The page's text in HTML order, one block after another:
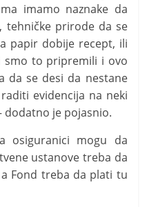
imamo naznake da
tehničke prirode da se
papir dobije recept, ili
smo to pripremili i ovo
da se desi da nestane
evidencija na neki
dodatno je pojasnio.
osiguranici mogu da
ustanove treba da
Fond treba da plati tu